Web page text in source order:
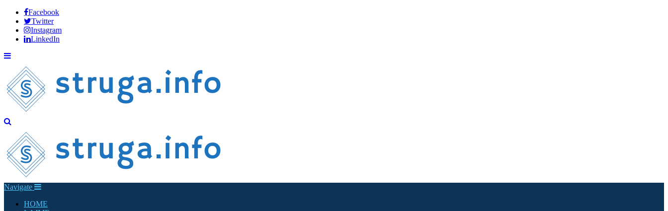
Facebook
Twitter
Instagram
LinkedIn
Navigate
HOME